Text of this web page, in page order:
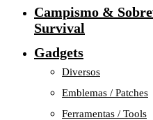
Campismo &
Survival
Gadgets
Diversos
Emblemas / Patches
Ferramentas / Tools